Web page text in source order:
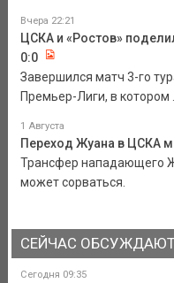
Вчера 22:21
ЦСКА и «Ростов»
0:0
Завершился матч 3-го
Премьер-Лиги, в котором
1 Августа
Переход Жуана в ЦСКА
Трансфер нападающего
может сорваться.
СЕЙЧАС
Сегодня 09:35